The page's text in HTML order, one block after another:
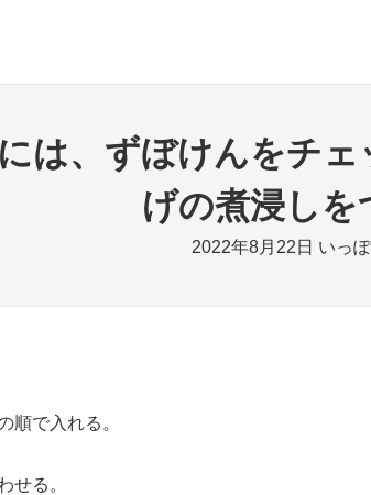
は、ずぼけんをチ
げの煮浸しを
2022年8月22日 いっぽ
順で入れる。
せる。